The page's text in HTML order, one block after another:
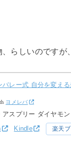
らしいのですが、
バレー式 自分を変え
ヨメレバ
アスプリー ダイヤモ
Kindle 楽天